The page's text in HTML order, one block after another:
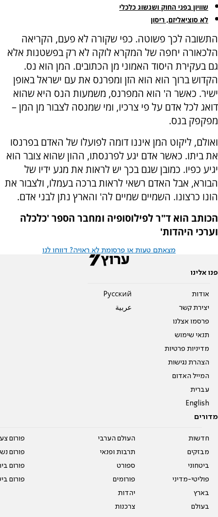
שוויון בפני החוק ושגשוג כלכלי
לא סוציאליזם, ריסון
התשובה לכך פשוטה. כפי שקורה לא פעם, הקריאה
הלכאורה יחפה של המקרא לוקה לא רק בפשטנות אלא
גם בעקירת היסוד האמוני מן הכתובים. המן הוא נס.
הקדוש ברוך הוא הוא הזן ומפרנס את עם ישראל באופן
ישיר. כאשר ה' הוא המפרנס, משמעות הנס היא שהוא
דואג לכל אדם על פי צרכיו, ומי שמנסה לצבור מן המן –
מפקפק בנס.
ואולם, ליקוט המן איננו דומה לפועלו של האדם בפרנסו
את ביתו. כאשר אדם יגע לפרנסתו, ההון שהוא צובר הוא
יגיע כפיו. כמובן שגם בכך יש לראות את מגע ידיו של
הבורא, אבל האדם רשאי לראות ברכה בעמלו, ולצבור את
הונו כרצונו. השמיים שמיים לה' והארץ נתן לבני אדם.
הכותב הוא ד"ר לפילוסופיה ומחבר הספר 'כלכלה
וערכי היהדות'
מצאתם טעות או פרסומת לא ראויה? דווחו לנו
פנו אלינו
אודות
יצירת קשר
פרסמו אצלנו
תנאי שימוש
מדיניות פרטיות
הצהרת נגישות
המייל האדום
עברית
English
Pусский
عربية
מדורים
חדשות
מבזקים
ביטחוני
פוליטי-מדיני
בארץ
בעולם
העולם הערבי
תרבות ופנאי
ספורט
פורומים
יהדות
צרכנות
פורום
פורום
פורום
פורום